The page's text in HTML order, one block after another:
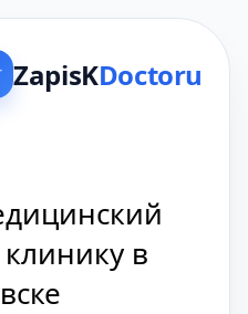
ZapisKDoctoru
в